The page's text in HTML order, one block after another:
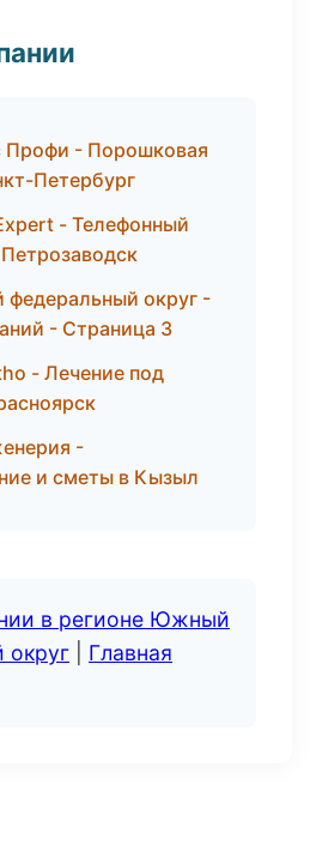
Профи - Порошковая
Петербург
- Телефонный
округ -
- Страница 3
- Лечение под
-
и сметы в Кызыл
в регионе Южный
округ
Главная